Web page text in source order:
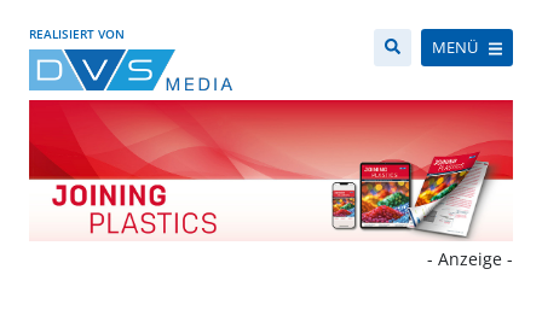
REALISIERT VON
MENÜ
- Anzeige -